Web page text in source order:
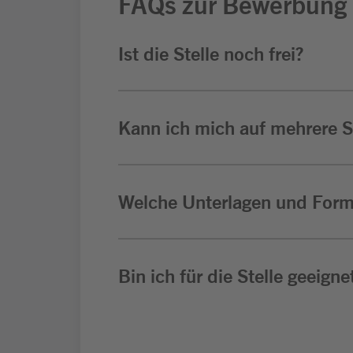
Ist die Stelle noch frei?
Kann ich mich auf mehrere
Welche Unterlagen und
Bin ich für die Stelle